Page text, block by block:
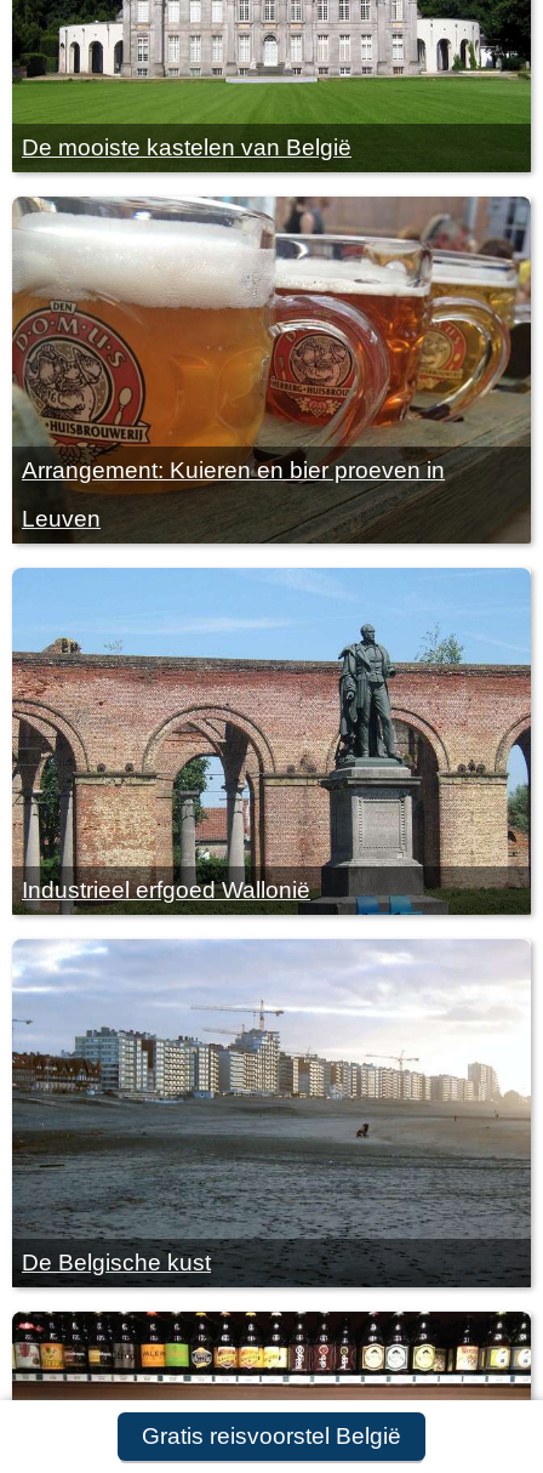
Gratis reisvoorstel België
De mooiste kastelen van België
Arrangement: Kuieren en bier proeven in
Leuven
Industrieel erfgoed Wallonië
De Belgische kust